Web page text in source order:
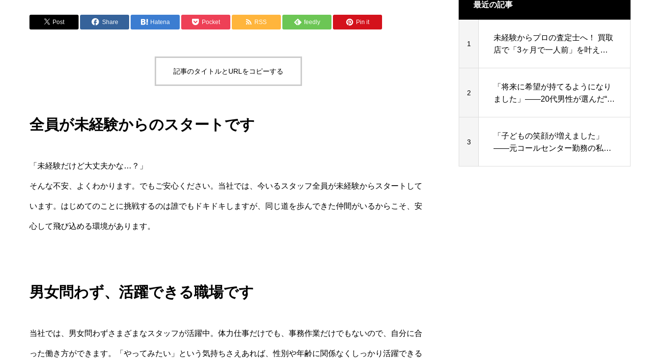
Post Share Hatena Pocket RSS feedly Pin it
記事のタイトルとURLをコピーする
全員が未経験からのスタートです
「未経験だけど大丈夫かな…？」
そんな不安、よくわかります。でもご安心ください。当社では、今いるスタッフ全員が未経験からスタートして
います。はじめてのことに挑戦するのは誰でもドキドキしますが、同じ道を歩んできた仲間がいるからこそ、安
心して飛び込める環境があります。
男女問わず、活躍できる職場です
当社では、男女問わずさまざまなスタッフが活躍中。体力仕事だけでも、事務作業だけでもないので、自分に合
った働き方ができます。「やってみたい」という気持ちさえあれば、性別や年齢に関係なくしっかり活躍できる
最近の記事
1
未経験からプロの査定士へ！ 買取
店で「3ヶ月で一人前」を叶える
2
「将来に希望が持てるようになり
ました」——20代男性が選んだ“安
3
「子どもの笑顔が増えました」
——元コールセンター勤務の私が